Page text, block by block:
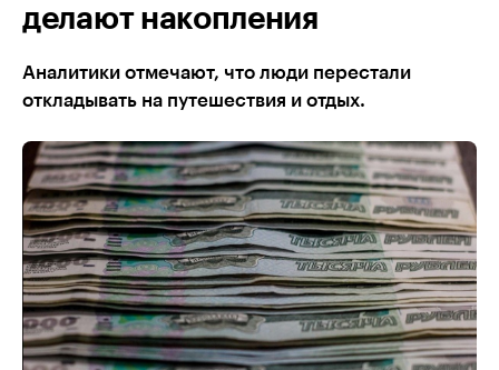
делают накопления
Аналитики отмечают, что люди перестали
откладывать на путешествия и отдых.